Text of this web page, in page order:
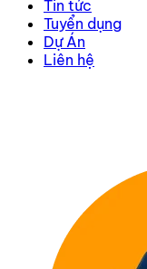
Tin tức
Tuyển dụng
Dự Án
Liên hệ